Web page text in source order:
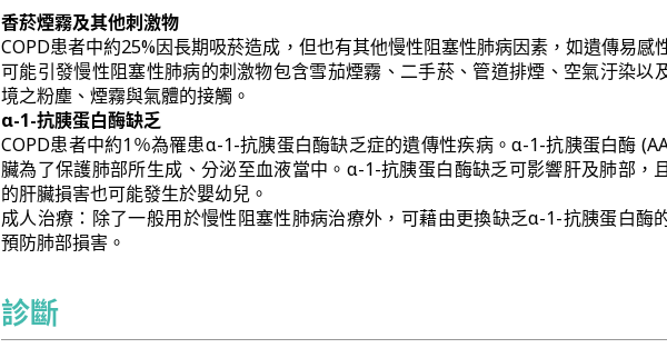
香菸煙霧及其他刺激物
COPD患者中約25%因長期吸菸造成，但也有其他慢性阻塞性肺病因素，如遺傳易感
可能引發慢性阻塞性肺病的刺激物包含雪茄煙霧、二手菸、管道排煙、空氣汙染以
境之粉塵、煙霧與氣體的接觸。
α-1-抗胰蛋白酶缺乏
COPD患者中約1％為罹患α-1-抗胰蛋白酶缺乏症的遺傳性疾病。α-1-抗胰蛋白酶
臟為了保護肺部所生成、分泌至血液當中。α-1-抗胰蛋白酶缺乏可影響肝及肺部，
的肝臟損害也可能發生於嬰幼兒。
成人治療：除了一般用於慢性阻塞性肺病治療外，可藉由更換缺乏α-1-抗胰蛋白酶
預防肺部損害。
診斷